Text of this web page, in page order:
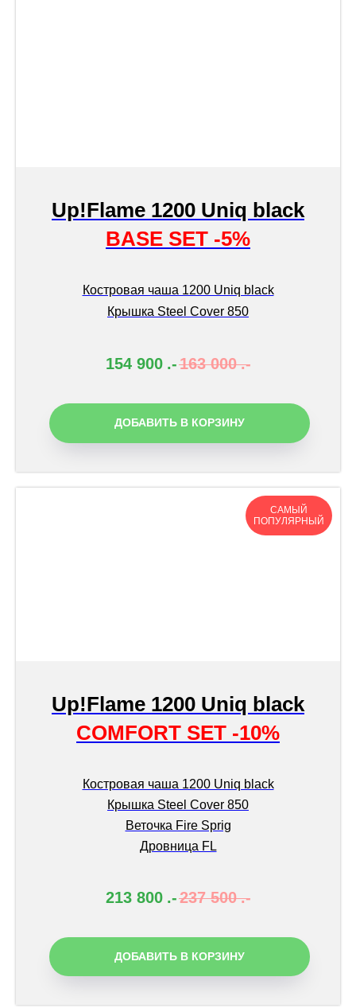
Up!Flame 1200 Uniq black
BASE SET -5%
Костровая чаша 1200 Uniq black
Крышка Steel Cover 850
154 900 .-163 000 .-
ДОБАВИТЬ В КОРЗИНУ
САМЫЙ
ПОПУЛЯРНЫЙ
Up!Flame 1200 Uniq black
COMFORT SET -10%
Костровая чаша 1200 Uniq black
Крышка Steel Cover 850
Веточка Fire Sprig
Дровница FL
213 800 .-237 500 .-
ДОБАВИТЬ В КОРЗИНУ